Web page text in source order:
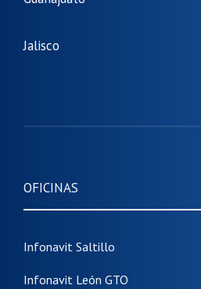
Jalisco
OFICINAS
Infonavit Saltillo
Infonavit León GTO